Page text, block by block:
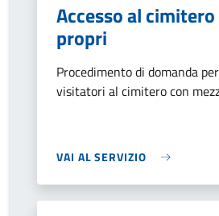
Accesso al
propri
Procedimento di domanda
visitatori al cimitero con
VAI AL SERVIZIO